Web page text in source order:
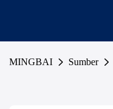
MINGBAI Sumber